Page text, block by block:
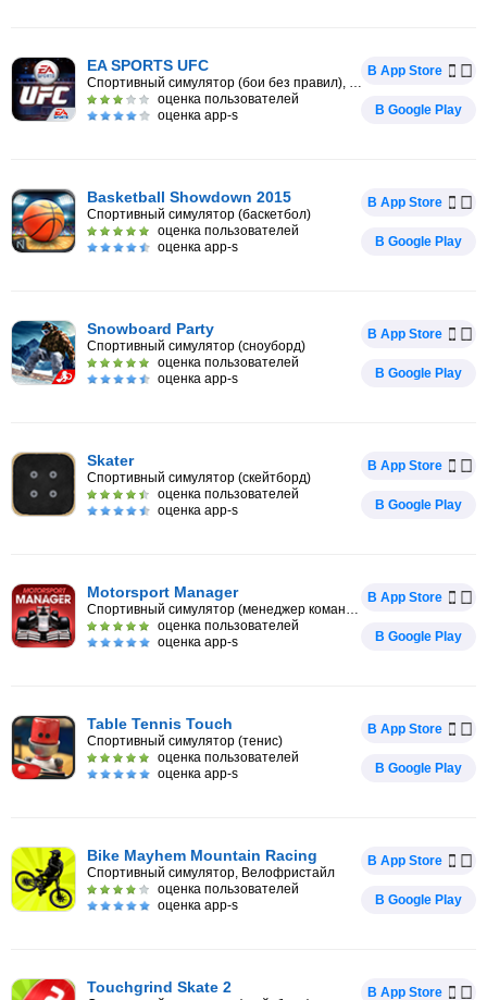
EA SPORTS UFC
Спортивный симулятор (бои без правил), Файтинг
оценка пользователей
оценка app-s
В App Store
В Google Play
Basketball Showdown 2015
Спортивный симулятор (баскетбол)
оценка пользователей
оценка app-s
В App Store
В Google Play
Snowboard Party
Спортивный симулятор (сноуборд)
оценка пользователей
оценка app-s
В App Store
В Google Play
Skater
Спортивный симулятор (скейтборд)
оценка пользователей
оценка app-s
В App Store
В Google Play
Motorsport Manager
Спортивный симулятор (менеджер команды Формула-1)
оценка пользователей
оценка app-s
В App Store
В Google Play
Table Tennis Touch
Спортивный симулятор (тенис)
оценка пользователей
оценка app-s
В App Store
В Google Play
Bike Mayhem Mountain Racing
Спортивный симулятор, Велофристайл
оценка пользователей
оценка app-s
В App Store
В Google Play
Touchgrind Skate 2 В App Store